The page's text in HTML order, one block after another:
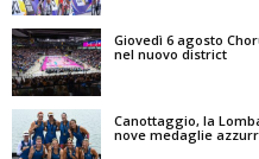
Giovedì 6 agosto
nel nuovo district
Canottaggio, la
nove medaglie